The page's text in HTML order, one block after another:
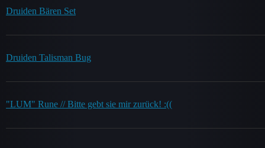
Druiden Bären Set
Druiden Talisman Bug
"LUM" Rune // Bitte gebt sie mir zurück! :((